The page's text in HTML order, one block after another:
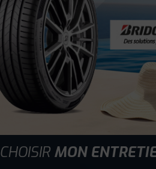
CHOISIR MON